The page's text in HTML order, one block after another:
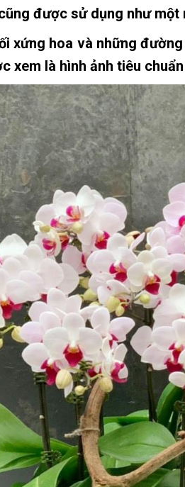
được sử dụng như
xứng hoa và những
là hình ảnh tiêu